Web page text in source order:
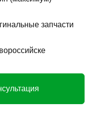
запчасти